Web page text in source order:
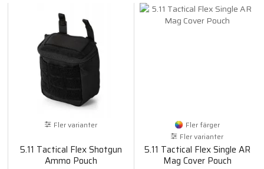
Fler varianter
5.11 Tactical Flex Shotgun
Ammo Pouch
Fler färger
Fler varianter
5.11 Tactical Flex Single AR
Mag Cover Pouch